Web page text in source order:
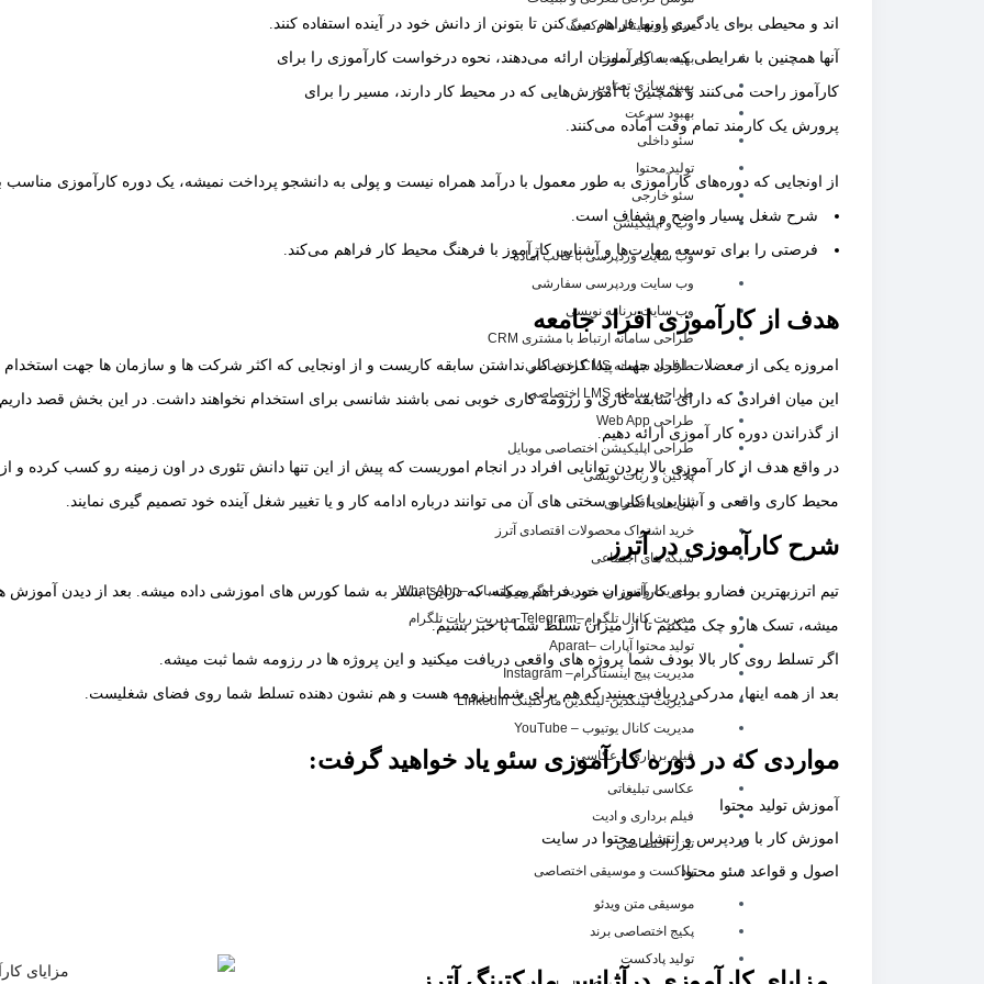
سئو و دیجیتال مارکتینگ
بهینه سازی سایت
بهینه سازی تصاویر
بهبود سرعت
سئو داخلی
تولید محتوا
سئو خارجی
وب و اپلیکیشن
وب سایت وردپرسی با قالب آماده
وب سایت وردپرسی سفارشی
وب سایت برنامه نویسی
طراحی سامانه ارتباط با مشتری CRM
طراحی سامانه CMS اختصاصی
طراحی سامانه LMS اختصاصی
طراحی Web App
طراحی اپلیکیشن اختصاصی موبایل
پلاگین و ربات نویسی
پلن های اقتصادی
خرید اشتراک محصولات اقتصادی آترز
شبکه های اجتماعی
مدیریت واتس اپ مدیریت – گروه واتساپ –WhatsApp
مدیریت کانال تلگرام–Telegram-مدیریت ربات تلگرام
تولید محتوا آپارات –Aparat
مدیریت پیج اینستاگرام– Instagram
مدیریت لینکدین-لینکدین مارکتینگ LinkedIn
مدیریت کانال یوتیوب – YouTube
فیلم برداری و عکاسی
عکاسی تبلیغاتی
فیلم برداری و ادیت
تیزر اختصاصی
پادکست و موسیقی اختصاصی
موسیقی متن ویدئو
پکیج اختصاصی برند
تولید پادکست
اند و محیطی برای یادگیری اونها فراهم می کنن تا بتونن از دانش خود در آینده استفاده کنند.
آنها همچنین با شرایطی که به کارآموزان ارائه می‌دهند، نحوه درخواست کارآموزی را برای
کارآموز راحت می‌کنند و همچنین با آموزش‌هایی که در محیط کار دارند، مسیر را برای
پرورش یک کارمند تمام وقت آماده می‌کنند.
از اونجایی که دوره‌های کارآموزی به طور معمول با درآمد همراه نیست و پولی به دانشجو پرداخت نمیشه، یک دوره کارآموزی مناسب
شرح شغل بسیار واضح و شفاف است.
فرصتی را برای توسعه مهارت‌ها و آشنایی کارآموز با فرهنگ محیط کار فراهم می‌کند.
هدف از کارآموزی افراد جامعه
امروزه یکی از معضلات افراد جهت پیدا کردن کار نداشتن سابقه کاریست و از اونجایی که اکثر شرکت ها و سازمان ها جهت استخدام
این میان افرادی که دارای سابقه کاری و رزومه کاری خوبی نمی باشند شانسی برای استخدام نخواهند داشت. در این بخش قصد
از گذراندن دوره کار آموزی ارائه دهیم.
در واقع هدف از کار آموزی بالا بردن توانایی افراد در انجام اموریست که پیش از این تنها دانش تئوری در اون زمینه رو کسب کرده و
محیط کاری واقعی و آشنایی با کار و سختی های آن می توانند درباره ادامه کار و یا تغییر شغل آینده خود تصمیم گیری نمایند.
شرح کارآموزی در آترز
تیم اترزبهترین فضارو برای کارآموزان خود فراهم میکنه. که دراین بستر به شما کورس های اموزشی داده میشه. بعد از دیدن
میشه، تسک هارو چک میکنیم تا از میزان تسلط شما با خبر بشیم.
اگر تسلط روی کار بالا بودف شما پروژه های واقعی دریافت میکنید و این پروژه ها در رزومه شما ثبت میشه.
بعد از همه اینها، مدرکی دریافت مینید که هم برای شما رزومه هست و هم نشون دهنده تسلط شما روی فضای شغلیست.
مواردی که در دوره کارآموزی سئو یاد خواهید گرفت:
آموزش تولید محتوا
اموزش کار با وردپرس و انتشار محتوا در سایت
اصول و قواعد سئو محتوا